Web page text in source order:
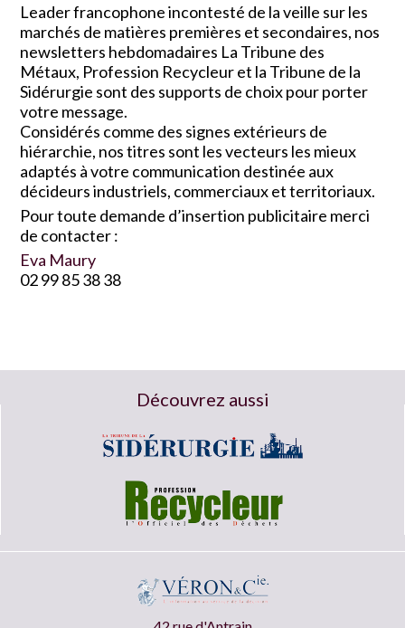
Leader francophone incontesté de la veille sur les
marchés de matières premières et secondaires, nos
newsletters hebdomadaires La Tribune des
Métaux, Profession Recycleur et la Tribune de la
Sidérurgie sont des supports de choix pour porter
votre message.
Considérés comme des signes extérieurs de
hiérarchie, nos titres sont les vecteurs les mieux
adaptés à votre communication destinée aux
décideurs industriels, commerciaux et territoriaux.
Pour toute demande d’insertion publicitaire merci
de contacter :
Eva Maury
02 99 85 38 38
Découvrez aussi